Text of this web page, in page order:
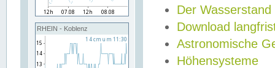
RHEIN - Koblenz
Der Wasserstand
Download
Astronomische
Höhensysteme